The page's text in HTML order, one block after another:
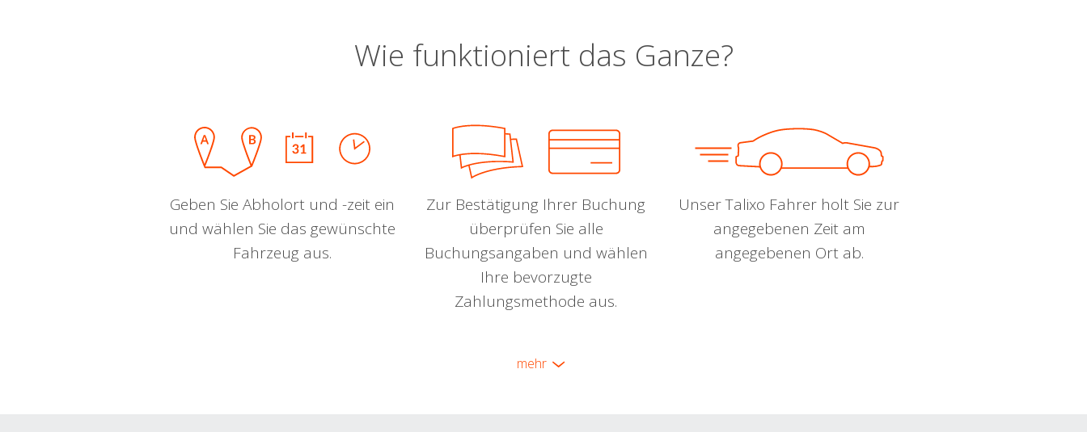
Wie funktioniert das Ganze?
Geben Sie Abholort und -zeit ein
und wählen Sie das gewünschte
Fahrzeug aus.
Zur Bestätigung Ihrer Buchung
überprüfen Sie alle
Buchungsangaben und wählen
Ihre bevorzugte
Zahlungsmethode aus.
Unser Talixo Fahrer holt Sie zur
angegebenen Zeit am
angegebenen Ort ab.
mehr